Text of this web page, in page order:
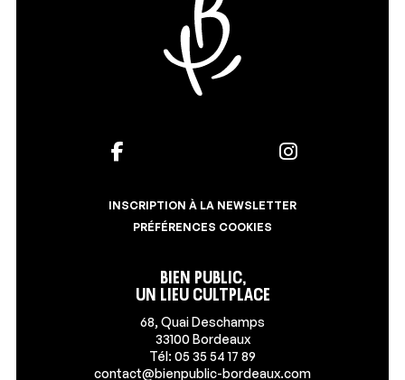
Bien Public,
un lieu Cultplace
68, Quai Deschamps
33100 Bordeaux
Tél: 05 35 54 17 89
contact@bienpublic-bordeaux.com
INSCRIPTION À LA NEWSLETTER
PRÉFÉRENCES COOKIES